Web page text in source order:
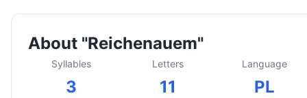
About "Reichenauem"
Syllables
3
Letters
11
Language
PL